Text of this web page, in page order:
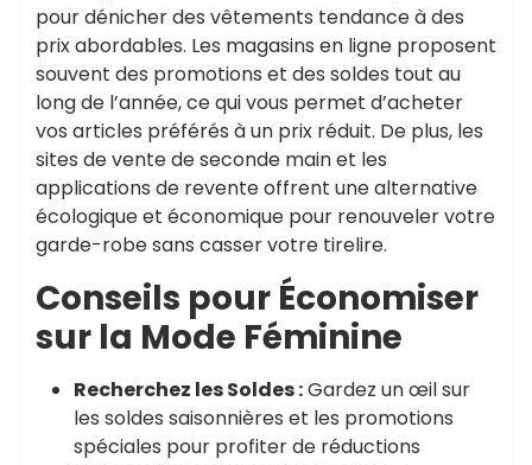
pour dénicher des vêtements tendance à des
prix abordables. Les magasins en ligne proposent
souvent des promotions et des soldes tout au
long de l’année, ce qui vous permet d’acheter
vos articles préférés à un prix réduit. De plus, les
sites de vente de seconde main et les
applications de revente offrent une alternative
écologique et économique pour renouveler votre
garde-robe sans casser votre tirelire.
Conseils pour Économiser
sur la Mode Féminine
Recherchez les Soldes :Gardez un œil sur
les soldes saisonnières et les promotions
spéciales pour profiter de réductions